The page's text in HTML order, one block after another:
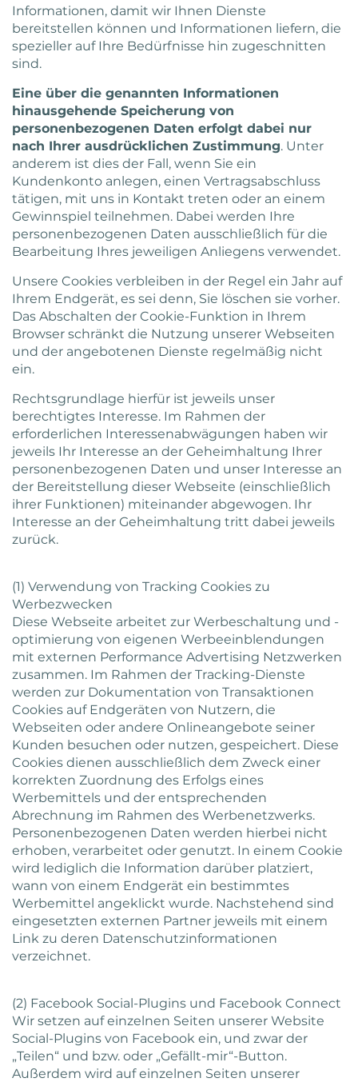
Informationen, damit wir Ihnen Dienste
bereitstellen können und Informationen liefern, die
spezieller auf Ihre Bedürfnisse hin zugeschnitten
sind.
Eine über die genannten Informationen
hinausgehende Speicherung von
personenbezogenen Daten erfolgt dabei nur
nach Ihrer ausdrücklichen Zustimmung. Unter
anderem ist dies der Fall, wenn Sie ein
Kundenkonto anlegen, einen Vertragsabschluss
tätigen, mit uns in Kontakt treten oder an einem
Gewinnspiel teilnehmen. Dabei werden Ihre
personenbezogenen Daten ausschließlich für die
Bearbeitung Ihres jeweiligen Anliegens verwendet.
Unsere Cookies verbleiben in der Regel ein Jahr auf
Ihrem Endgerät, es sei denn, Sie löschen sie vorher.
Das Abschalten der Cookie-Funktion in Ihrem
Browser schränkt die Nutzung unserer Webseiten
und der angebotenen Dienste regelmäßig nicht
ein.
Rechtsgrundlage hierfür ist jeweils unser
berechtigtes Interesse. Im Rahmen der
erforderlichen Interessenabwägungen haben wir
jeweils Ihr Interesse an der Geheimhaltung Ihrer
personenbezogenen Daten und unser Interesse an
der Bereitstellung dieser Webseite (einschließlich
ihrer Funktionen) miteinander abgewogen. Ihr
Interesse an der Geheimhaltung tritt dabei jeweils
zurück.
(1) Verwendung von Tracking Cookies zu
Werbezwecken
Diese Webseite arbeitet zur Werbeschaltung und -
optimierung von eigenen Werbeeinblendungen
mit externen Performance Advertising Netzwerken
zusammen. Im Rahmen der Tracking-Dienste
werden zur Dokumentation von Transaktionen
Cookies auf Endgeräten von Nutzern, die
Webseiten oder andere Onlineangebote seiner
Kunden besuchen oder nutzen, gespeichert. Diese
Cookies dienen ausschließlich dem Zweck einer
korrekten Zuordnung des Erfolgs eines
Werbemittels und der entsprechenden
Abrechnung im Rahmen des Werbenetzwerks.
Personenbezogenen Daten werden hierbei nicht
erhoben, verarbeitet oder genutzt. In einem Cookie
wird lediglich die Information darüber platziert,
wann von einem Endgerät ein bestimmtes
Werbemittel angeklickt wurde. Nachstehend sind
eingesetzten externen Partner jeweils mit einem
Link zu deren Datenschutzinformationen
verzeichnet.
(2) Facebook Social-Plugins und Facebook Connect
Wir setzen auf einzelnen Seiten unserer Website
Social-Plugins von Facebook ein, und zwar der
„Teilen“ und bzw. oder „Gefällt-mir“-Button.
Außerdem wird auf einzelnen Seiten unserer